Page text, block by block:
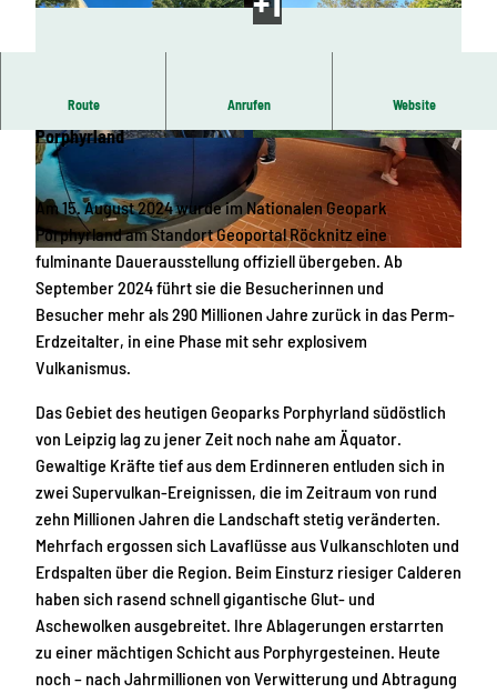
© Kathleen Schramm | KI-optimiert
© Kathleen Schramm | KI-optimiert © Kathleen Schramm | KI-optimiert
Route Anrufen Website
Ausstellung "Supervulkane in Sachsen" im Geopark
Porphyrland
Am 15. August 2024 wurde im Nationalen Geopark
Porphyrland am Standort Geoportal Röcknitz eine
fulminante Dauerausstellung offiziell übergeben. Ab
September 2024 führt sie die Besucherinnen und
Besucher mehr als 290 Millionen Jahre zurück in das Perm-
Erdzeitalter, in eine Phase mit sehr explosivem
Vulkanismus.
Das Gebiet des heutigen Geoparks Porphyrland südöstlich
von Leipzig lag zu jener Zeit noch nahe am Äquator.
Gewaltige Kräfte tief aus dem Erdinneren entluden sich in
zwei Supervulkan-Ereignissen, die im Zeitraum von rund
zehn Millionen Jahren die Landschaft stetig veränderten.
Mehrfach ergossen sich Lavaflüsse aus Vulkanschloten und
Erdspalten über die Region. Beim Einsturz riesiger Calderen
haben sich rasend schnell gigantische Glut- und
Aschewolken ausgebreitet. Ihre Ablagerungen erstarrten
zu einer mächtigen Schicht aus Porphyrgesteinen. Heute
noch – nach Jahrmillionen von Verwitterung und Abtragung